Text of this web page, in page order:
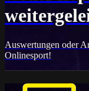
Auswertungen oder
Onlinesport!